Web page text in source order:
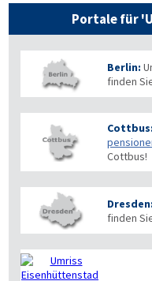
Portale für
Berlin:
finden
Cottbus:
Cottbus!
Dresden:
finden